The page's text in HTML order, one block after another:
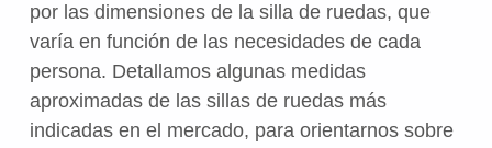
por las dimensiones de la silla de ruedas, que
varía en función de las necesidades de cada
persona. Detallamos algunas medidas
aproximadas de las sillas de ruedas más
indicadas en el mercado, para orientarnos sobre